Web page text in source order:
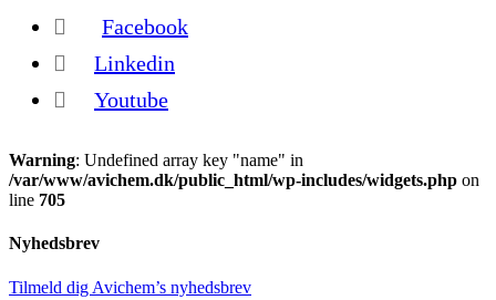
Facebook
Linkedin
Youtube
Warning: Undefined array key "name" in
/var/www/avichem.dk/public_html/wp-includes/widgets.php on
line 705
Nyhedsbrev
Tilmeld dig Avichem’s nyhedsbrev